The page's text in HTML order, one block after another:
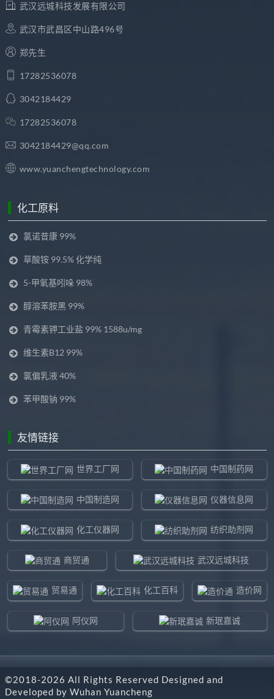
武汉远城科技发展有限公司
武汉市武昌区中山路496号
郑先生
17282536078
3042184429
17282536078
3042184429@qq.com
www.yuanchengtechnology.com
化工原料
氯诺昔康 99%
草酸铵 99.5% 化学纯
5-甲氧基吲哚 98%
醇溶苯胺黑 99%
青霉素钾工业盐 99% 1588u/mg
维生素B12 99%
氯偏乳液 40%
苯甲酸钠 99%
友情链接
世界工厂网 中国制药网
中国制造网 仪器信息网
化工仪器网 纺织助剂网
商贸通 武汉远城科技
贸易通 化工百科 造价网
阿仪网 新珉嘉诚
东北制造网 药智通
©2018-2026 All Rights Reserved Designed and
Developed by Wuhan Yuancheng